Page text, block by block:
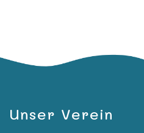
Unser Verein